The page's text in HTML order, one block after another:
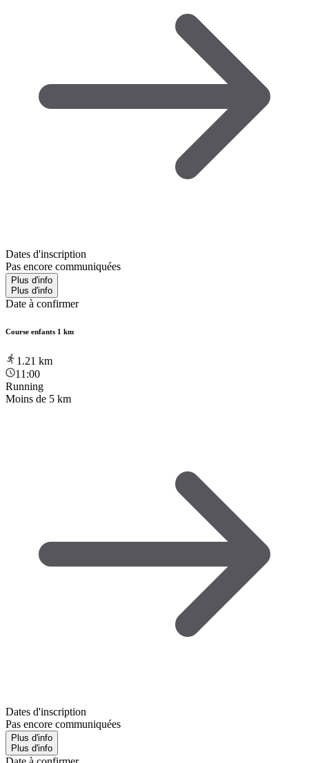
Dates d'inscription
Pas encore communiquées
Plus d'info
Plus d'info
Date à confirmer
Course enfants 1 km
1.21 km
11:00
Running
Moins de 5 km
Dates d'inscription
Pas encore communiquées
Plus d'info
Plus d'info